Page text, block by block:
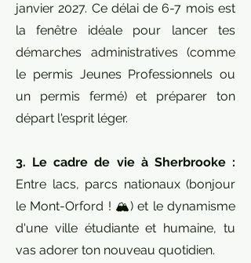
janvier 2027. Ce délai de 6-7 mois est
la fenêtre idéale pour lancer tes
démarches administratives (comme
le permis Jeunes Professionnels ou
un permis fermé) et préparer ton
départ l'esprit léger.
3. Le cadre de vie à Sherbrooke :
Entre lacs, parcs nationaux (bonjour
le Mont-Orford ! 🏔️) et le dynamisme
d'une ville étudiante et humaine, tu
vas adorer ton nouveau quotidien.